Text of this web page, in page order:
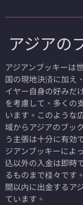
アジアの
アジアンブッキーは
国の現地決済に加え
イヤー自身の好みだ
を考慮して、多くの
います。このような
域からアジアのブッ
う主張は十分に有効
ジアンブッキーによ
込以外の入金は即時
るものまで様々です
間以内に出金するア
ています。